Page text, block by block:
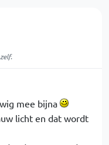
mee bijna
licht en dat wordt